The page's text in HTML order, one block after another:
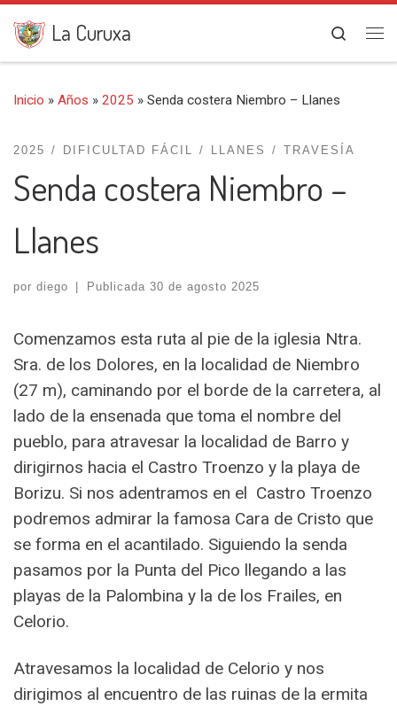
Saltar al contenido
La Curuxa
Search
Inicio » Años » 2025 » Senda costera Niembro – Llanes
2025 DIFICULTAD FÁCIL LLANES TRAVESÍA
Senda costera Niembro –
Llanes
por diego Publicada 30 de agosto 2025
Comenzamos esta ruta al pie de la iglesia Ntra.
Sra. de los Dolores, en la localidad de Niembro
(27 m), caminando por el borde de la carretera, al
lado de la ensenada que toma el nombre del
pueblo, para atravesar la localidad de Barro y
dirigirnos hacia el Castro Troenzo y la playa de
Borizu. Si nos adentramos en el Castro Troenzo
podremos admirar la famosa Cara de Cristo que
se forma en el acantilado. Siguiendo la senda
pasamos por la Punta del Pico llegando a las
playas de la Palombina y la de los Frailes, en
Celorio.
Atravesamos la localidad de Celorio y nos
dirigimos al encuentro de las ruinas de la ermita